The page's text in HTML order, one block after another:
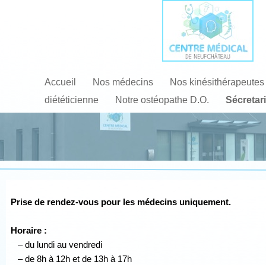
Accueil Nos médecins
Nos kinésithérapeutes
diététicienne
Notre ostéopathe D.O.
Prise de rendez-vous pour les médecins uniquement.
Horaire :
– du lundi au vendredi
– de 8h à 12h et de 13h à 17h